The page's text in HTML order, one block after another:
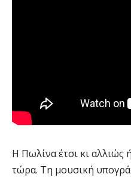
Η Πωλίνα έτσι κι αλλιώς
τώρα. Τη μουσική